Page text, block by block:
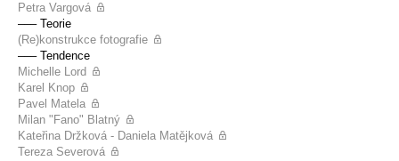
Petra Vargová
––– Teorie
(Re)konstrukce fotografie
––– Tendence
Michelle Lord
Karel Knop
Pavel Matela
Milan "Fano" Blatný
Kateřina Držková - Daniela Matějková
Tereza Severová